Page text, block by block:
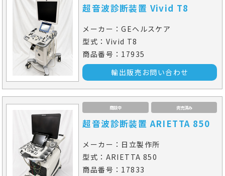
超音波診断装置 Vivid T8
メーカー：GEヘルスケア
型式：Vivid T8
商品番号：17935
輸出販売お問い合わせ
商談中 完売済み
超音波診断装置 ARIETTA 850
メーカー：日立製作所
型式：ARIETTA 850
商品番号：17833